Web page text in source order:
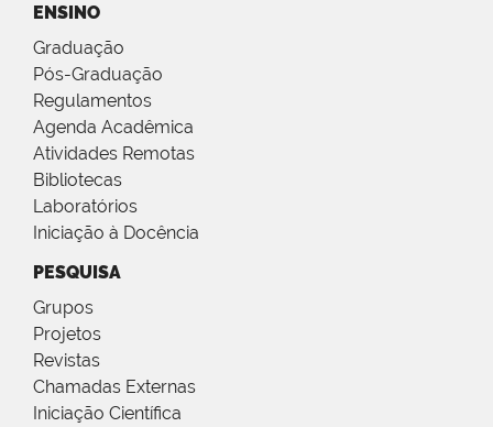
ENSINO
Graduação
Pós-Graduação
Regulamentos
Agenda Acadêmica
Atividades Remotas
Bibliotecas
Laboratórios
Iniciação à Docência
PESQUISA
Grupos
Projetos
Revistas
Chamadas Externas
Iniciação Científica